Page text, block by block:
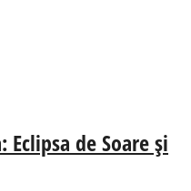
de Soare și